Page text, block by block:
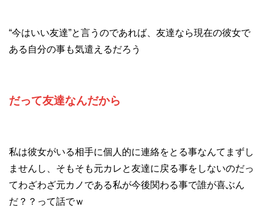
“今はいい友達”と言うのであれば、友達なら現在の彼女で
ある自分の事も気遣えるだろう
だって友達なんだから
私は彼女がいる相手に個人的に連絡をとる事なんてまずし
ませんし、そもそも元カレと友達に戻る事をしないのだっ
てわざわざ元カノである私が今後関わる事で誰が喜ぶん
だ？？って話でｗ